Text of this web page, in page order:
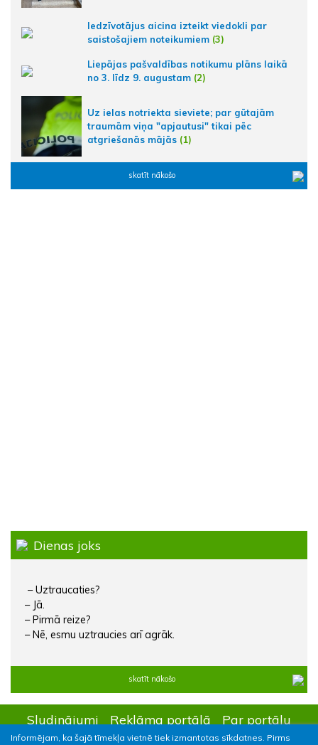
Informējam, ka šajā tīmekļa vietnē tiek izmantotas sīkdatnes. Pirms
Iedzīvotājus aicina izteikt viedokli par
saistošajiem noteikumiem (3)
Liepājas pašvaldības notikumu plāns laikā
no 3. līdz 9. augustam (2)
Uz ielas notriekta sieviete; par gūtajām
traumām viņa "apjautusi" tikai pēc
atgriešanās mājās (1)
skatīt nākošo
Dienas joks
– Uztraucaties?
– Jā.
– Pirmā reize?
– Nē, esmu uztraucies arī agrāk.
skatīt nākošo
Sludinājumi Reklāma portālā
Par portālu